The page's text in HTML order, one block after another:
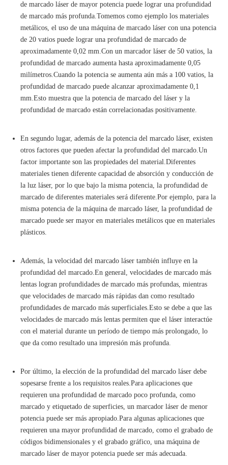
de marcado láser de mayor potencia puede lograr una profundidad
de marcado más profunda.Tomemos como ejemplo los materiales
metálicos, el uso de una máquina de marcado láser con una potencia
de 20 vatios puede lograr una profundidad de marcado de
aproximadamente 0,02 mm.Con un marcador láser de 50 vatios, la
profundidad de marcado aumenta hasta aproximadamente 0,05
milímetros.Cuando la potencia se aumenta aún más a 100 vatios, la
profundidad de marcado puede alcanzar aproximadamente 0,1
mm.Esto muestra que la potencia de marcado del láser y la
profundidad de marcado están correlacionadas positivamente.
En segundo lugar, además de la potencia del marcado láser, existen
otros factores que pueden afectar la profundidad del marcado.Un
factor importante son las propiedades del material.Diferentes
materiales tienen diferente capacidad de absorción y conducción de
la luz láser, por lo que bajo la misma potencia, la profundidad de
marcado de diferentes materiales será diferente.Por ejemplo, para la
misma potencia de la máquina de marcado láser, la profundidad de
marcado puede ser mayor en materiales metálicos que en materiales
plásticos.
Además, la velocidad del marcado láser también influye en la
profundidad del marcado.En general, velocidades de marcado más
lentas logran profundidades de marcado más profundas, mientras
que velocidades de marcado más rápidas dan como resultado
profundidades de marcado más superficiales.Esto se debe a que las
velocidades de marcado más lentas permiten que el láser interactúe
con el material durante un período de tiempo más prolongado, lo
que da como resultado una impresión más profunda.
Por último, la elección de la profundidad del marcado láser debe
sopesarse frente a los requisitos reales.Para aplicaciones que
requieren una profundidad de marcado poco profunda, como
marcado y etiquetado de superficies, un marcador láser de menor
potencia puede ser más apropiado.Para algunas aplicaciones que
requieren una mayor profundidad de marcado, como el grabado de
códigos bidimensionales y el grabado gráfico, una máquina de
marcado láser de mayor potencia puede ser más adecuada.